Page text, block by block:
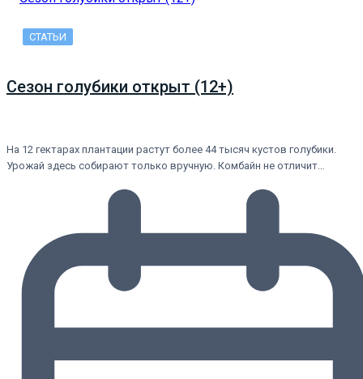
СТАТЬИ
Сезон голубики открыт (12+)
На 12 гектарах плантации растут более 44 тысяч кустов голубики.
Урожай здесь собирают только вручную. Комбайн не отличит…